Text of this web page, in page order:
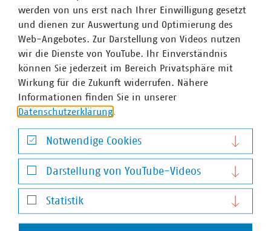
Das Bundeskabinett hat am 04.09.2025 beschlossen, das
Energie- und Stromsteuergesetz zu ändern. Kernpunkte
des Entwurfs sind eine Verlängerung der Begünstigungen
für Unternehmen des Produzierenden Gewerbes sowie
eine praxisgerechte Anwendung des…
werden von uns erst nach Ihrer Einwilligung gesetzt
und dienen zur Auswertung und Optimierung des
Web-Angebotes. Zur Darstellung von Videos nutzen
wir die Dienste von YouTube. Ihr Einverständnis
können Sie jederzeit im Bereich Privatsphäre mit
Wirkung für die Zukunft widerrufen. Nähere
Informationen finden Sie in unserer
Datenschutzerklärung.
Notwendige Cookies
Notwendige Cookies
Darstellung von YouTube-Videos
Darstellung von YouTube-Videos
Statistik
Statistik